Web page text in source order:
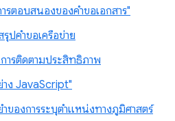
รตอบสนองของคำขอเอกสาร"
ปคำขอเครือข่าย
รติดตามประสิทธิภาพ
าง JavaScript"
ของการระบุตำแหน่งทางภูมิศาสตร์